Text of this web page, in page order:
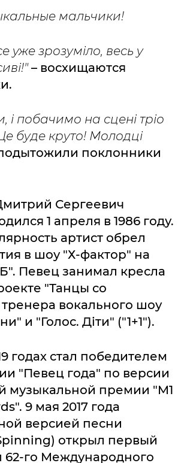
мальчики!
уже зрозуміло, весь у
– восхищаются
i побачимо на сценi тріо
буде круто! Молодці
поклонники
Сергеевич
1 апреля в 1986 году.
артист обрел
в шоу "Х-фактор" на
Певец занимал кресла
"Танцы со
вокального шоу
и "Голос. Діти" ("1+1").
годах стал победителем
"Певец года" по версии
музыкальной премии "M1
9 мая 2017 года
версией песни
открыл первый
62-го Международного